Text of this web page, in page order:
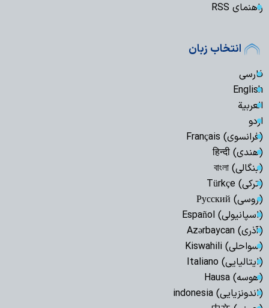
راهنمای RSS
انتخاب زبان
فارسی
English
العربیة
اردو
(فرانسوی) Français
(هندی) हिन्दी
(بنگالی) বাংলা
(ترکی) Türkçe
(روسی) Русский
(اسپانیولی) Español
(آذری) Azərbaycan
(سواحلی) Kiswahili
(ایتالیایی) Italiano
(هوسه) Hausa
(اندونزیایی) indonesia